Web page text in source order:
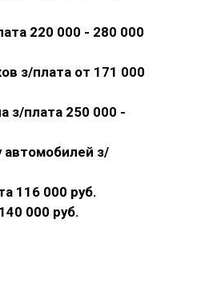
220 000 - 280 000
з/плата от 171 000
з/плата 250 000 -
автомобилей з/
116 000 руб.
000 руб.